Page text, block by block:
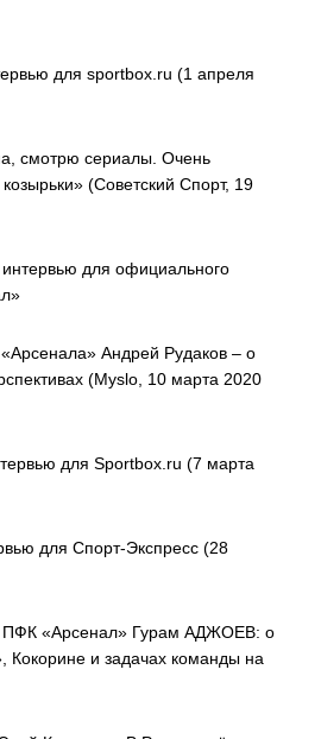
для sportbox.ru (1 апреля
смотрю сериалы. Очень
(Советский Спорт, 19
для официального
Андрей Рудаков – о
(Myslo, 10 марта 2020
для Sportbox.ru (7 марта
для Спорт-Экспресс (28
«Арсенал» Гурам АДЖОЕВ: о
Кокорине и задачах команды на